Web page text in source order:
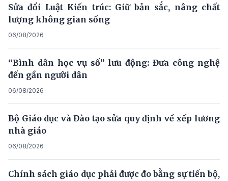
Sửa đổi Luật Kiến trúc: Giữ bản sắc, nâng chất
lượng không gian sống
06/08/2026
“Bình dân học vụ số” lưu động: Đưa công nghệ
đến gần người dân
06/08/2026
Bộ Giáo dục và Đào tạo sửa quy định về xếp lương
nhà giáo
06/08/2026
Chính sách giáo dục phải được đo bằng sự tiến bộ,